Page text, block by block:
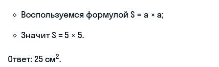
Воспользуемся формулой S = a × a;
Значит S = 5 × 5.
Ответ: 25 см2.